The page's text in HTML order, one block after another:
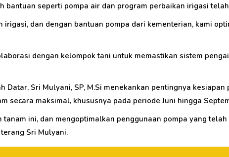
bantuan seperti pompa air dan program perbaikan irigasi
dan dengan bantuan pompa dari kementerian, kami
dengan kelompok tani untuk memastikan sistem
Sri Mulyani, SP, M.Si menekankan pentingnya
secara maksimal, khususnya pada periode Juni hingga
ini, dan mengoptimalkan penggunaan pompa yang
Sri Mulyani.